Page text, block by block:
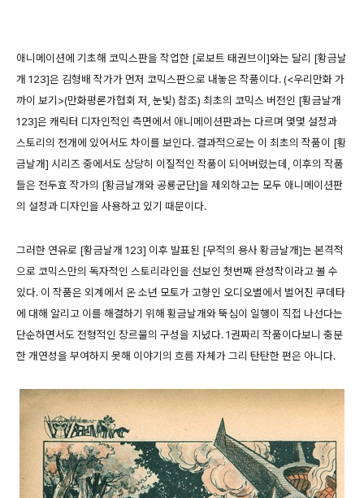
애니메이션에 기초해 코믹스판을 작업한 [로보트 태권브이]와는 달리 [황금날
개 123]은 김형배 작가가 먼저 코믹스판으로 내놓은 작품이다. (<우리만화 가
까이 보기>(만화평론가협회 저, 눈빛) 참조) 최초의 코믹스 버전인 [황금날개
123]은 캐릭터 디자인적인 측면에서 애니메이션판과는 다르며 몇몇 설정과
스토리의 전개에 있어서도 차이를 보인다. 결과적으로는 이 최초의 작품이 [황
금날개] 시리즈 중에서도 상당히 이질적인 작품이 되어버렸는데, 이후의 작품
들은 전두효 작가의 [황금날개와 공룡군단]을 제외하고는 모두 애니메이션판
의 설정과 디자인을 사용하고 있기 때문이다.
그러한 연유로 [황금날개 123] 이후 발표된 [무적의 용사 황금날개]는 본격적
으로 코믹스만의 독자적인 스토리라인을 선보인 첫번째 완성작이라고 볼 수
있다. 이 작품은 외계에서 온 소년 모토가 고향인 오디오별에서 벌어진 쿠데타
에 대해 알리고 이를 해결하기 위해 황금날개와 뚝심이 일행이 직접 나선다는
단순하면서도 전형적인 장르물의 구성을 지녔다. 1권짜리 작품이다보니 충분
한 개연성을 부여하지 못해 이야기의 흐름 자체가 그리 탄탄한 편은 아니다.